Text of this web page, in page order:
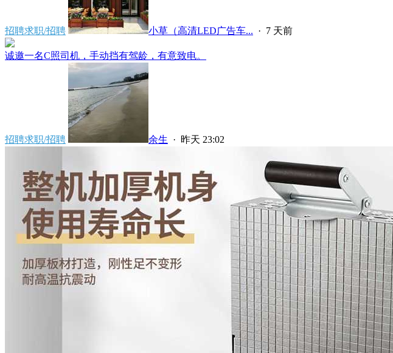
招聘求职/招聘 小草（高清LED广告车... · 7 天前
诚邀一名C照司机，手动挡有驾龄，有意致电。
招聘求职/招聘 余生 · 昨天 23:02